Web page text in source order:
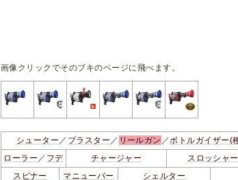
画像クリックでそのブキのページに飛べます。
シューター ／ ブラスター ／ リールガン ／ ボトルガイザー(
ローラー ／ フデ チャージャー
スロッシャー
スピナー
マニューバー シェルター